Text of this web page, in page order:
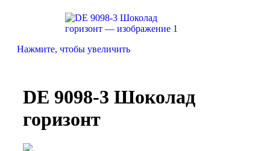
Нажмите, чтобы увеличить
DE 9098-3 Шоколад
горизонт